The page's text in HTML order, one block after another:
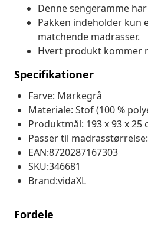
Denne sengeramme
Pakken indeholder kun
matchende madrasser.
Hvert produkt kommer
Specifikationer
Farve: Mørkegrå
Materiale: Stof (100 %
Produktmål: 193 x 93 x 25
Passer til
EAN:8720287167303
SKU:346681
Brand:vidaXL
Fordele